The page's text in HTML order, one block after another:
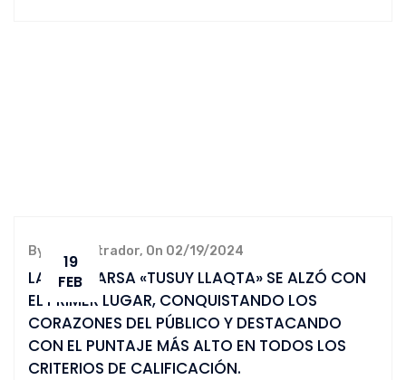
19
FEB
By administrador, On 02/19/2024
LA COMPARSA «TUSUY LLAQTA» SE ALZÓ CON
EL PRIMER LUGAR, CONQUISTANDO LOS
CORAZONES DEL PÚBLICO Y DESTACANDO
CON EL PUNTAJE MÁS ALTO EN TODOS LOS
CRITERIOS DE CALIFICACIÓN.